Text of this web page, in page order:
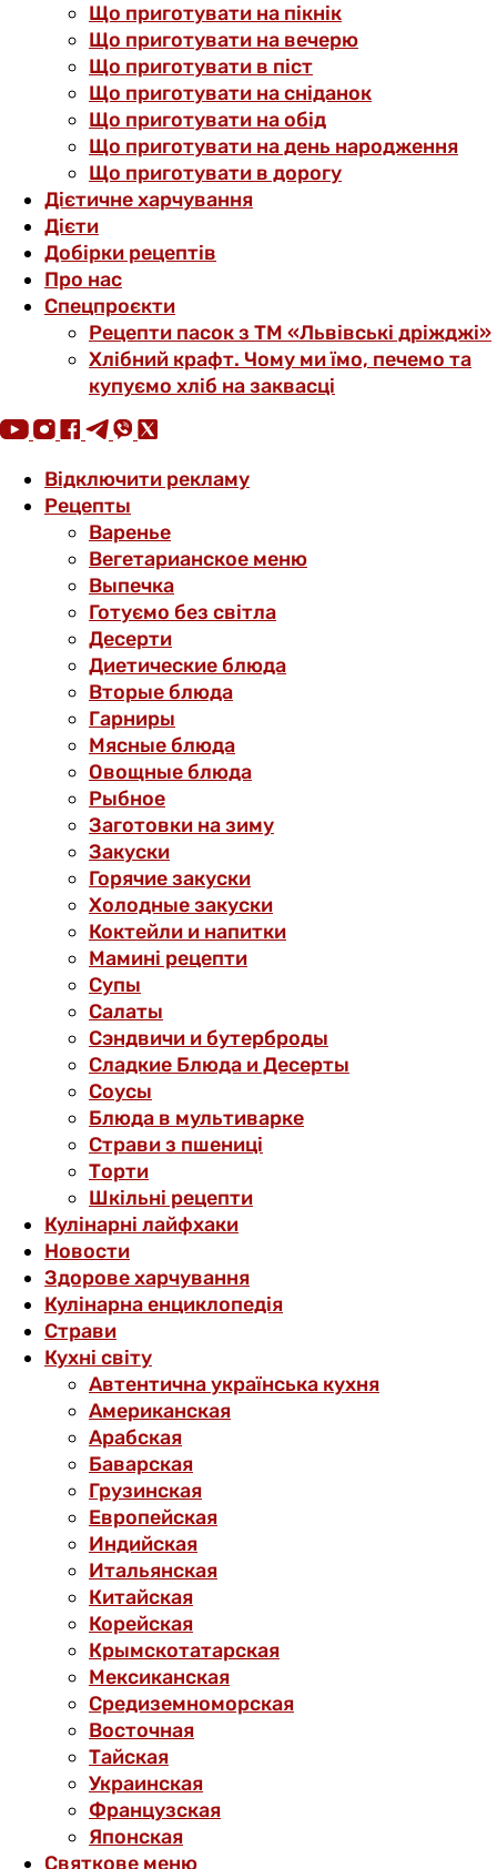
Що приготувати на пікнік
Що приготувати на вечерю
Що приготувати в піст
Що приготувати на сніданок
Що приготувати на обід
Що приготувати на день народження
Що приготувати в дорогу
Дієтичне харчування
Дієти
Добірки рецептів
Про нас
Спецпроєкти
Рецепти пасок з ТМ «Львівські дріжджі»
Хлібний крафт. Чому ми їмо, печемо та
купуємо хліб на заквасці
Відключити рекламу
Рецепты
Варенье
Вегетарианское меню
Выпечка
Готуємо без світла
Десерти
Диетические блюда
Вторые блюда
Гарниры
Мясные блюда
Овощные блюда
Рыбное
Заготовки на зиму
Закуски
Горячие закуски
Холодные закуски
Коктейли и напитки
Мамині рецепти
Супы
Салаты
Сэндвичи и бутерброды
Сладкие Блюда и Десерты
Соусы
Блюда в мультиварке
Страви з пшениці
Торти
Шкільні рецепти
Кулінарні лайфхаки
Новости
Здорове харчування
Кулінарна енциклопедія
Страви
Кухні світу
Автентична українська кухня
Американская
Арабская
Баварская
Грузинская
Европейская
Индийская
Итальянская
Китайская
Корейская
Крымскотатарская
Мексиканская
Средиземноморская
Восточная
Тайская
Украинская
Французская
Японская
Святкове меню